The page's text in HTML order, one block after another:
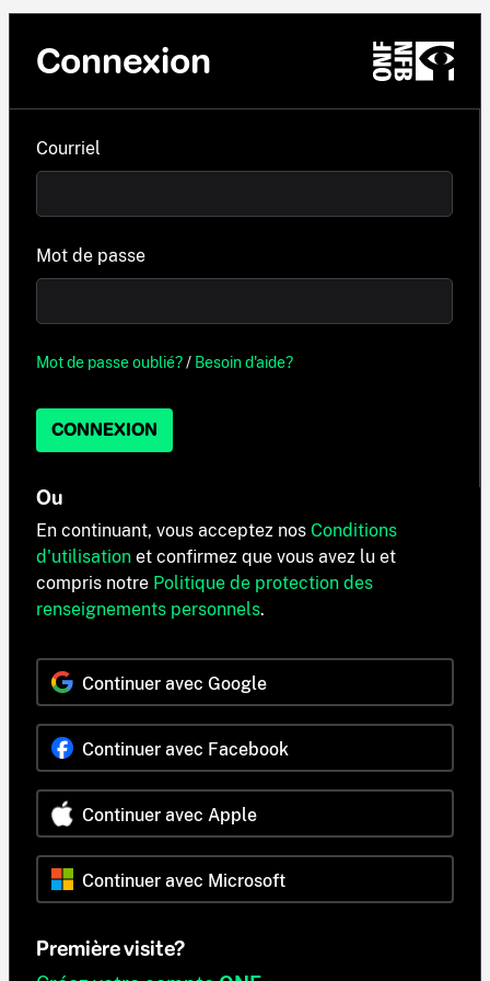
Connexion
Courriel
Mot de passe
Mot de passe oublié?/ Besoin d'aide?
CONNEXION
Ou
En continuant, vous acceptez nos Conditions
d'utilisation et confirmez que vous avez lu et
compris notre Politique de protection des
renseignements personnels.
Continuer avec Google
Continuer avec Facebook
Continuer avec Apple
Continuer avec Microsoft
Première visite?